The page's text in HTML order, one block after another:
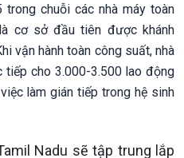
chuỗi các nhà máy toàn
cơ sở đầu tiên được khánh
vận hành toàn công suất, nhà
cho 3.000-3.500 lao động
làm gián tiếp trong hệ sinh
Nadu sẽ tập trung lắp